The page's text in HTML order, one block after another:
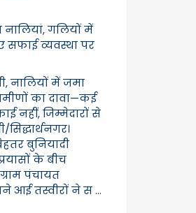
नालियां, गलियों में
सफाई व्यवस्था पर
नालियों में जमा
का दावा—कई
नहीं, जिम्मेदारों से
बुनियादी
के बीच
पंचायत
आई तस्वीरों ने स...